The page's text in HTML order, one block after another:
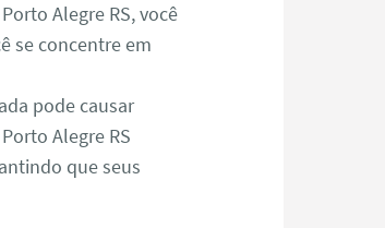
Alegre RS, você
se concentre em
pode causar
Alegre RS
que seus